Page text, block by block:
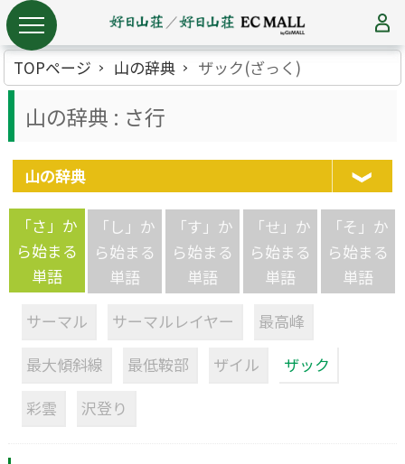
TOPページ 山の辞典 ザック(ざっく)
山の辞典 : さ行
山の辞典
「さ」か
ら始まる
単語
「し」か
ら始まる
単語
「す」か
ら始まる
単語
「せ」か
ら始まる
単語
「そ」か
ら始まる
単語
サーマル
サーマルレイヤー
最高峰
最大傾斜線
最低鞍部 ザイル
ザック
彩雲
沢登り